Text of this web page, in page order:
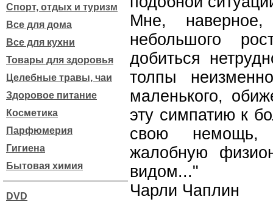
Спорт, отдых и туризм
Все для дома
Все для кухни
Товары для здоровья
Целебные травы, чаи
Здоровое питание
Косметика
Парфюмерия
Гигиена
Бытовая химия
DVD
Мне,
небольшого
добиться
толпы
маленького,
эту симпатию к
свою немощь,
жалобную
видом..."
Чарли Чаплин